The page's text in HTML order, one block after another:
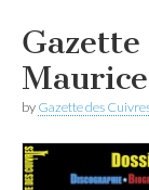
by Gazette des